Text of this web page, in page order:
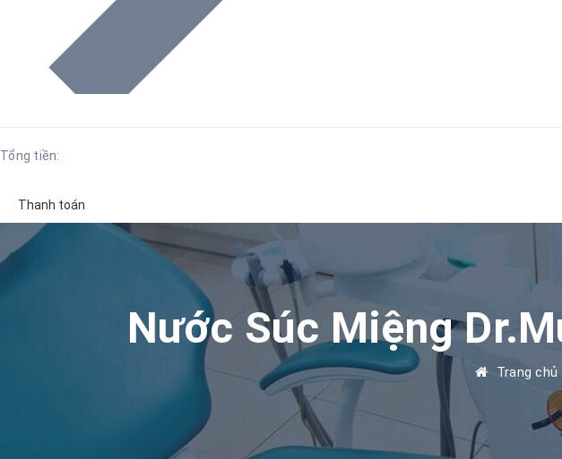
Tổng tiền:
Thanh toán
Nước Súc Miệng
Trang chủ